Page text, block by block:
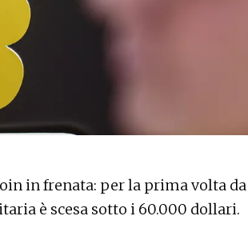
in frenata: per la prima volta da
è scesa sotto i 60.000 dollari.